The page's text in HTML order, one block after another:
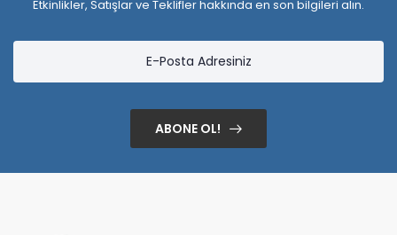
Etkinlikler, Satışlar ve Teklifler hakkında en son bilgileri alın.
ABONE OL!